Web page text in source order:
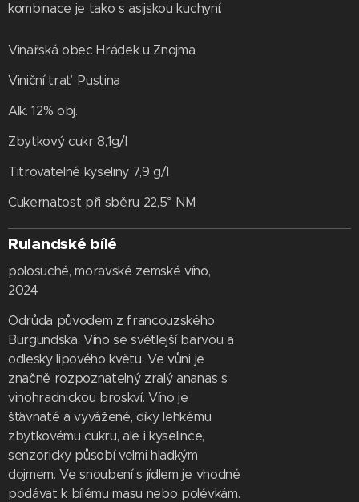
kombinace je tako s asijskou kuchyní.
Vinařská obec Hrádek u Znojma
Viniční trať Pustina
Alk. 12% obj.
Zbytkový cukr 8,1g/l
Titrovatelné kyseliny 7,9 g/l
Cukernatost při sběru 22,5° NM
Rulandské bílé
polosuché, moravské zemské víno,
2024
Odrůda původem z francouzského
Burgundska. Víno se světlejší barvou a
odlesky lipového květu. Ve vůni je
značně rozpoznatelný zralý ananas s
vinohradnickou broskví. Víno je
šťavnaté a vyvážené, díky lehkému
zbytkovému cukru, ale i kyselince,
senzoricky působí velmi hladkým
dojmem. Ve snoubení s jídlem je vhodné
podávat k bílému masu nebo polévkám.